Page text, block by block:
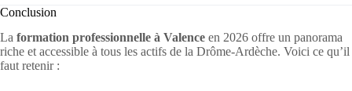
Conclusion
La formation professionnelle à Valence en 2026 offre un panorama
riche et accessible à tous les actifs de la Drôme-Ardèche. Voici ce qu’il
faut retenir :